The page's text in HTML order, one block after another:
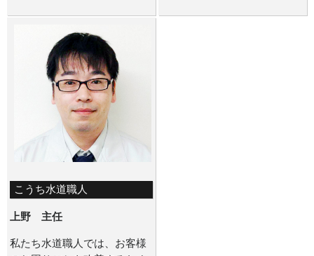
こうち水道職人
上野 主任
私たち水道職人では、お客様